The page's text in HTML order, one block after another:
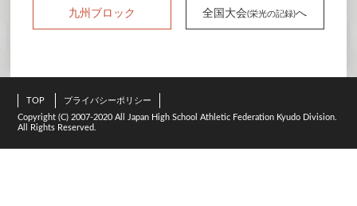
九州ブロック 全国大会(栄光の記録)へ
TOP
プライバシーポリシー
Copyright (C) 2007-2020 All Japan High School Athletic Federation Kyudo Division.
All Rights Reserved.